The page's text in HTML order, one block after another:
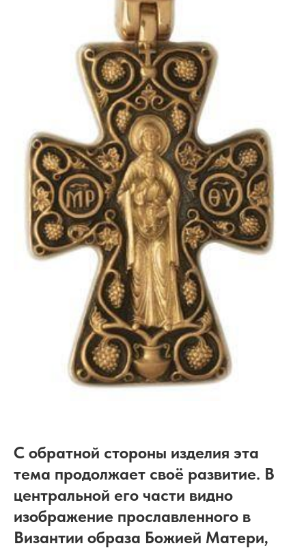
С обратной стороны изделия эта
тема продолжает своё развитие. В
центральной его части видно
изображение прославленного в
Византии образа Божией Матери,